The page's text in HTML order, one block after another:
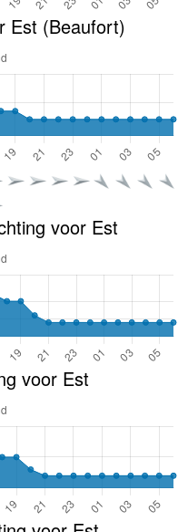
Est (Beaufort)
voor Est
voor Est